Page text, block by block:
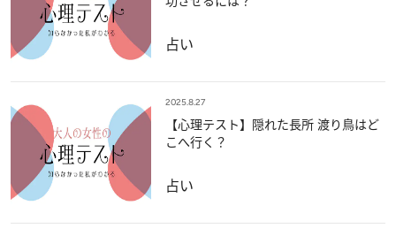
占い
2025.8.27
【心理テスト】隠れた長所 渡り鳥はど
こへ行く？
占い